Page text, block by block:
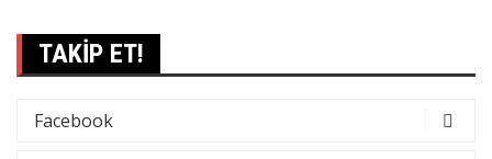
TAKİP ET!
Facebook